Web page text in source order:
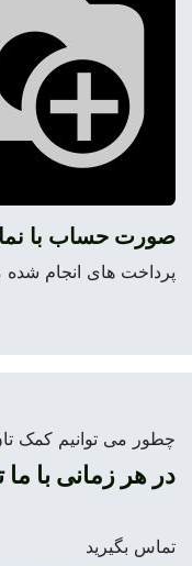
صورت حساب با
پرداخت های انجام
چطور می توانیم کمک
در هر زمانی با
تماس بگیرید